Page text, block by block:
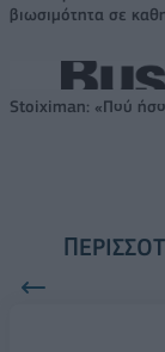
βιωσιμότητα σε
Stoiximan: «Πού